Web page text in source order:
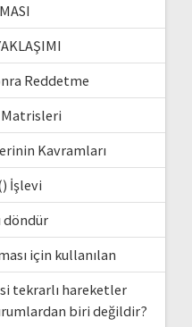
Reddetme
Kavramları
İşlevi
döndür
için kullanılan
tekrarlı hareketler
biri değildir?